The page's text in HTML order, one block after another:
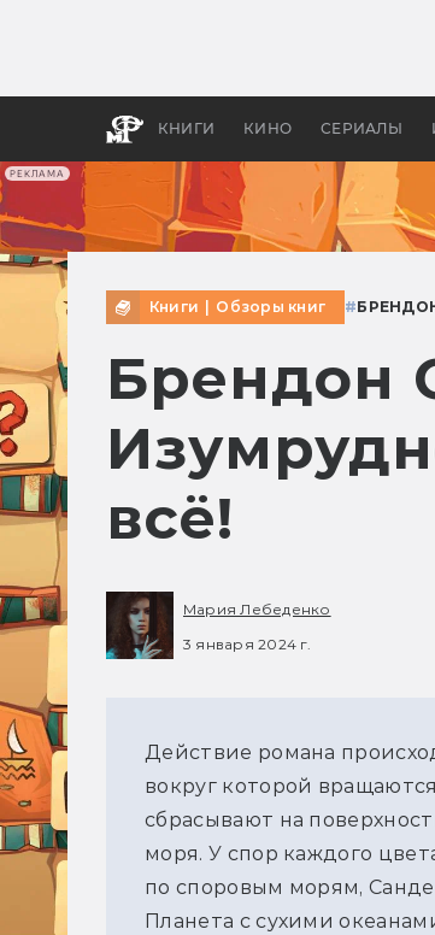
РЕКЛАМА
КНИГИ КИНО СЕРИАЛЫ
Книги Обзоры книг #
Брендон
всё!
Мария Лебеденко
3 января 2024 г.
Действие романа
вокруг которой
сбрасывают на
моря. У спор каждого
по споровым морям,
Планета с сухими